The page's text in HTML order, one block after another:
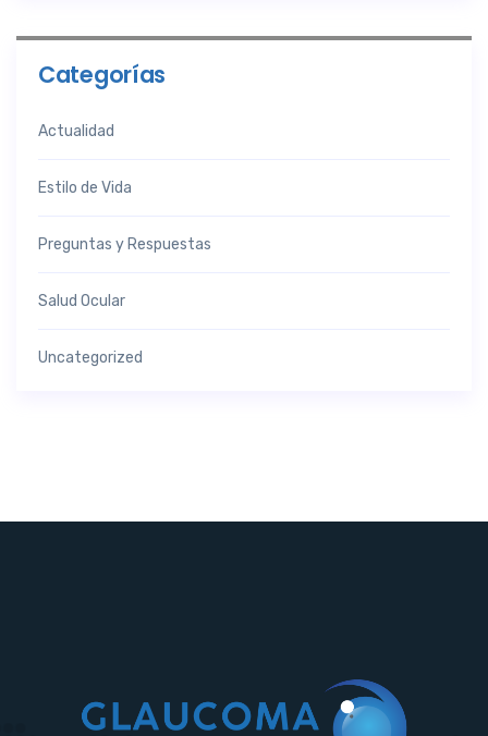
Categorías
Actualidad
Estilo de Vida
Preguntas y Respuestas
Salud Ocular
Uncategorized